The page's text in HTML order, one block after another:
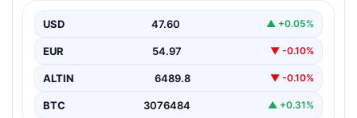
(59) çifti, uzun yıllar çocuk sahibi olma…
USD 47.60 ▲ +0.05%
EUR 54.97 ▼ -0.10%
ALTIN 6489.8 ▼ -0.10%
BTC 3076484 ▲ +0.31%